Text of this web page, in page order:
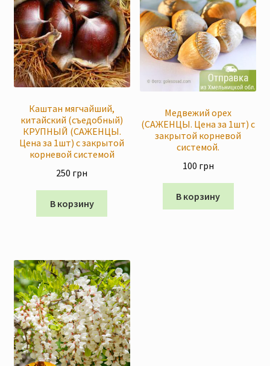
Каштан мягчайший,
китайский (съедобный)
КРУПНЫЙ (САЖЕНЦЫ.
Цена за 1шт) с закрытой
корневой системой
250 грн
В корзину
Медвежий орех
(САЖЕНЦЫ. Цена за 1шт) с
закрытой корневой
системой.
100 грн
В корзину